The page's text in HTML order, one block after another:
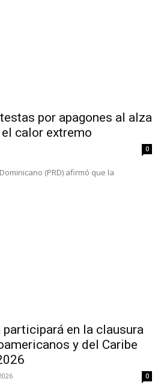
por apagones al alza
calor extremo
0
(PRD) afirmó que la
participará en la clausura
y del Caribe
0